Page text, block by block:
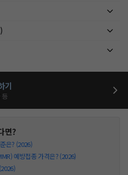
기
등
면?
은? (2026)
예방접종 가격은? (2026)